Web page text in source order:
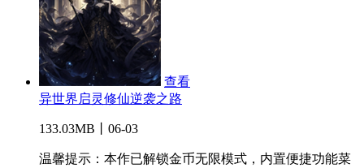
查看
异世界启灵修仙逆袭之路
133.03MB丨06-03
温馨提示：本作已解锁金币无限模式，内置便捷功能菜